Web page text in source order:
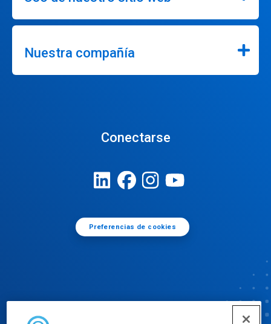
Nuestra compañía
Conectarse
Preferencias de cookies